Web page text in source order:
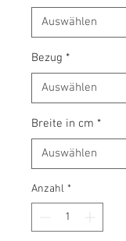
Bezug *
Breite in cm *
Anzahl *